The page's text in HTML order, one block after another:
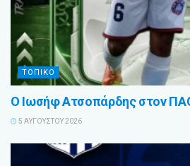
ΤΟΠΙΚΟ
Ο Ιωσήφ Ατσοπάρδης στον
5 ΑΥΓΟΎΣΤΟΥ 2026